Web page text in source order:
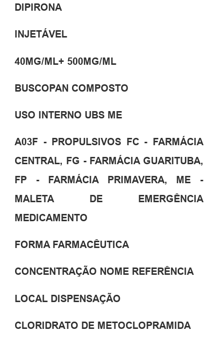
DIPIRONA
INJETÁVEL
40MG/ML+ 500MG/ML
BUSCOPAN COMPOSTO
USO INTERNO UBS ME
A03F - PROPULSIVOS FC - FARMÁCIA
CENTRAL, FG - FARMÁCIA GUARITUBA,
FP - FARMÁCIA PRIMAVERA, ME -
MALETA DE EMERGÊNCIA
MEDICAMENTO
FORMA FARMACÊUTICA
CONCENTRAÇÃO NOME REFERÊNCIA
LOCAL DISPENSAÇÃO
CLORIDRATO DE METOCLOPRAMIDA